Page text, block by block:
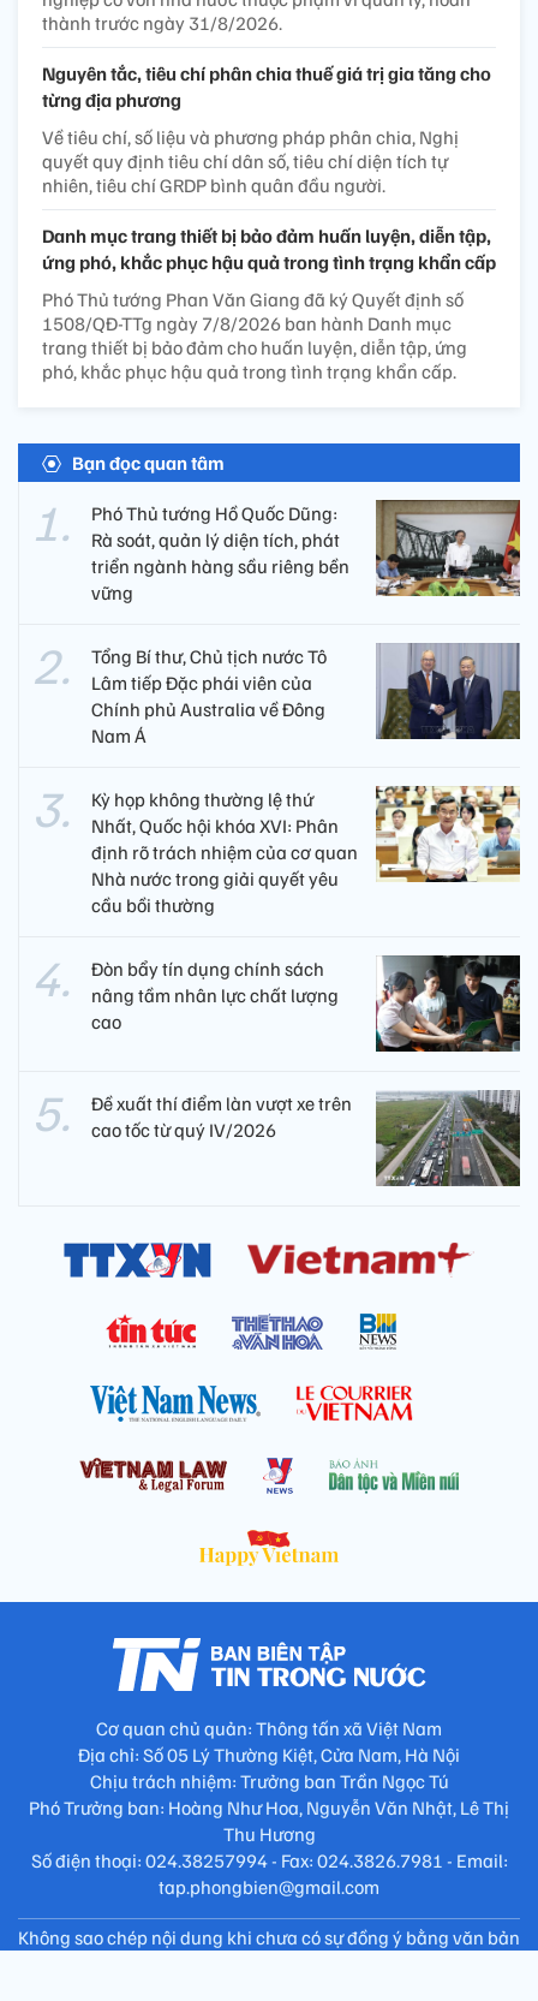
thành trước ngày 31/8/2026.
Nguyên tắc, tiêu chí phân chia thuế giá trị gia tăng cho
từng địa phương
Về tiêu chí, số liệu và phương pháp phân chia, Nghị
quyết quy định tiêu chí dân số, tiêu chí diện tích tự
nhiên, tiêu chí GRDP bình quân đầu người.
Danh mục trang thiết bị bảo đảm huấn luyện, diễn tập,
ứng phó, khắc phục hậu quả trong tình trạng khẩn cấp
Phó Thủ tướng Phan Văn Giang đã ký Quyết định số
1508/QĐ-TTg ngày 7/8/2026 ban hành Danh mục
trang thiết bị bảo đảm cho huấn luyện, diễn tập, ứng
phó, khắc phục hậu quả trong tình trạng khẩn cấp.
Bạn đọc quan tâm
Phó Thủ tướng Hồ Quốc Dũng:
Rà soát, quản lý diện tích, phát
triển ngành hàng sầu riêng bền
vững
Tổng Bí thư, Chủ tịch nước Tô
Lâm tiếp Đặc phái viên của
Chính phủ Australia về Đông
Nam Á
Kỳ họp không thường lệ thứ
Nhất, Quốc hội khóa XVI: Phân
định rõ trách nhiệm của cơ quan
Nhà nước trong giải quyết yêu
cầu bồi thường
Đòn bẩy tín dụng chính sách
nâng tầm nhân lực chất lượng
cao
Đề xuất thí điểm làn vượt xe trên
cao tốc từ quý IV/2026
Cơ quan chủ quản: Thông tấn xã Việt Nam
Địa chỉ: Số 05 Lý Thường Kiệt, Cửa Nam, Hà Nội
Chịu trách nhiệm: Trưởng ban Trần Ngọc Tú
Phó Trưởng ban: Hoàng Như Hoa, Nguyễn Văn Nhật, Lê Thị
Thu Hương
Số điện thoại: 024.38257994 - Fax: 024.3826.7981 - Email:
tap.phongbien@gmail.com
Không sao chép nội dung khi chưa có sự đồng ý bằng văn bản